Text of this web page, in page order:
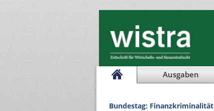
Ausgaben
Bundestag: Finanzkriminalität